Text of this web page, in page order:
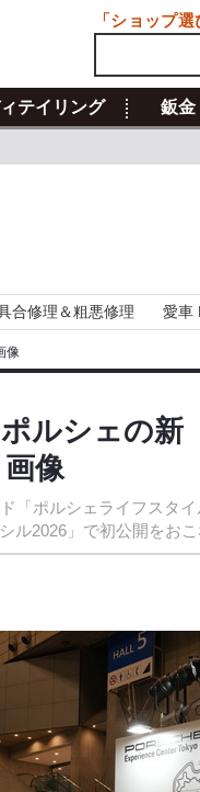
テイリング 鈑金
合修理＆粗悪修理 愛車
像
ルシェの新
像
「ポルシェライフスタ
ル2026」で初公開をおこ
「ショップ